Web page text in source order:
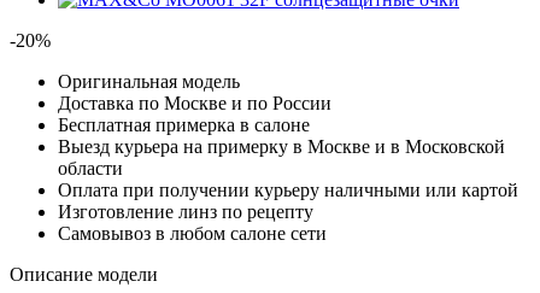
-20%
Оригинальная модель
Доставка по Москве и по России
Бесплатная примерка в салоне
Выезд курьера на примерку в Москве и в Московской
области
Оплата при получении курьеру наличными или картой
Изготовление линз по рецепту
Самовывоз в любом салоне сети
Описание модели